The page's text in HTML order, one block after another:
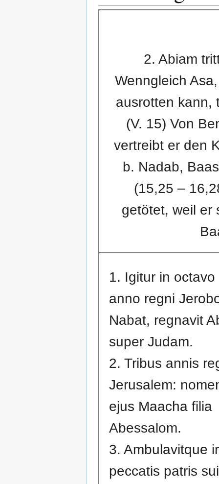
2. Abiam
Wenngleich
ausrotten kann,
(V. 15) Von
vertreibt er den
b. Nadab,
(15,25 –
getötet, weil er
1. Igitur in octavo
anno regni
Nabat, regnavit
super Judam.
2. Tribus annis
Jerusalem:
ejus Maacha filia
Abessalom.
3. Ambulavitque
peccatis patris